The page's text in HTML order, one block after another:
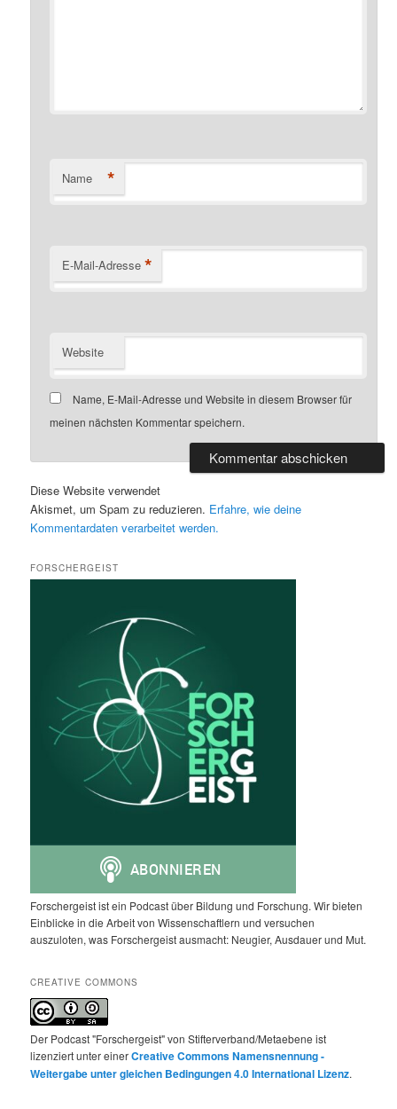
Name *
E-Mail-Adresse *
Website
Name, E-Mail-Adresse und Website in diesem Browser für
meinen nächsten Kommentar speichern.
Diese Website verwendet
Akismet, um Spam zu reduzieren. Erfahre, wie deine
Kommentardaten verarbeitet werden.
FORSCHERGEIST
Forschergeist ist ein Podcast über Bildung und Forschung. Wir bieten
Einblicke in die Arbeit von Wissenschaftlern und versuchen
auszuloten, was Forschergeist ausmacht: Neugier, Ausdauer und Mut.
CREATIVE COMMONS
Der Podcast "Forschergeist" von Stifterverband/Metaebene ist
lizenziert unter einerCreative Commons Namensnennung -
Weitergabe unter gleichen Bedingungen 4.0 International Lizenz.